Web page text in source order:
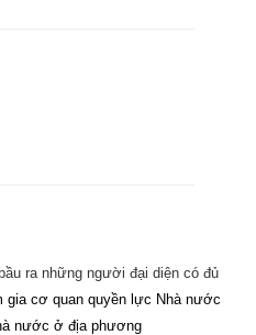
ra những người đại diện có đủ
gia cơ quan quyền lực Nhà nước
nước ở địa phương